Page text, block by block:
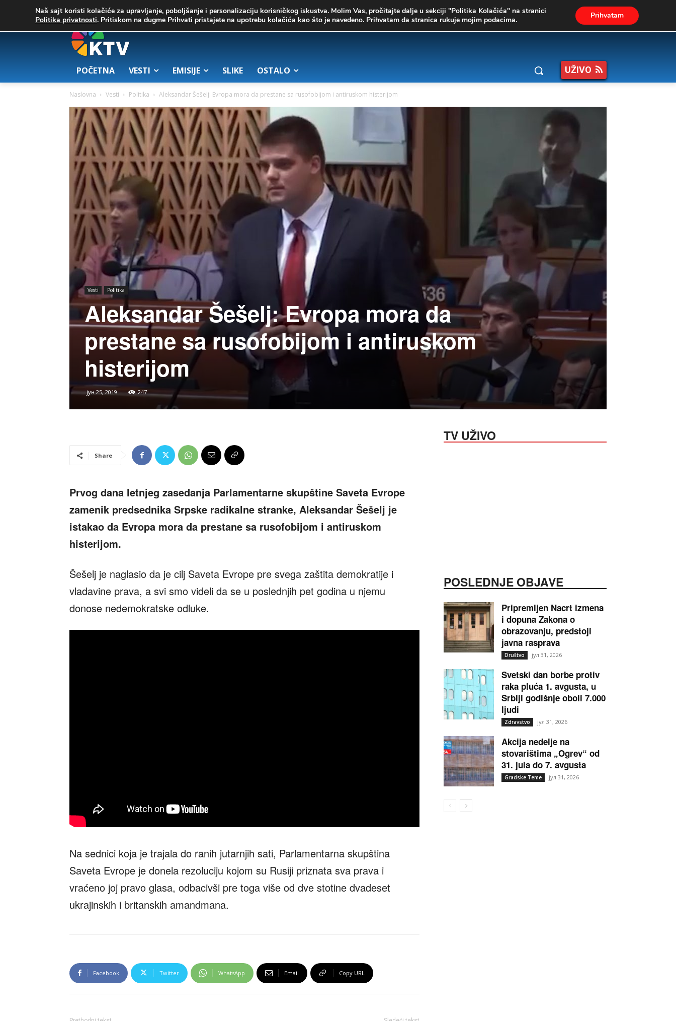
25.7 Zrenjanin 02. август 2026.
POČETNA VESTI EMISIJE SLIKE OSTALO UŽIVO
Naslovna Vesti Politika Aleksandar Šešelj: Evropa mora da prestane sa rusofobijom i antiruskom histerijom
Vesti Politika
Aleksandar Šešelj: Evropa mora da
prestane sa rusofobijom i antiruskom
histerijom
јун 25, 2019 247
Share
Prvog dana letnjeg zasedanja Parlamentarne skupštine Saveta Evrope
zamenik predsednika Srpske radikalne stranke, Aleksandar Šešelj je
istakao da Evropa mora da prestane sa rusofobijom i antiruskom
histerijom.
Šešelj je naglasio da je cilj Saveta Evrope pre svega zaštita demokratije i
vladavine prava, a svi smo videli da se u poslednjih pet godina u njemu
donose nedemokratske odluke.
Na sednici koja je trajala do ranih jutarnjih sati, Parlamentarna skupština
Saveta Evrope je donela rezoluciju kojom su Rusiji priznata sva prava i
vraćeno joj pravo glasa, odbacivši pre toga više od dve stotine dvadeset
ukrajinskih i britanskih amandmana.
Facebook Twitter WhatsApp Email Copy URL
TV UŽIVO
POSLEDNJE OBJAVE
Pripremljen Nacrt izmena
i dopuna Zakona o
obrazovanju, predstoji
javna rasprava
Društvo јул 31, 2026
Svetski dan borbe protiv
raka pluća 1. avgusta, u
Srbiji godišnje oboli 7.000
ljudi
Zdravstvo јул 31, 2026
Akcija nedelje na
stovarištima „Ogrev“ od
31. jula do 7. avgusta
Gradske Teme јул 31, 2026
Naš sajt koristi kolačiće za upravljanje, poboljšanje i personalizaciju korisničkog iskustva. Molim Vas, pročitajte dalje u sekciji "Politika Kolačića" na stranici
Politika privatnosti. Pritiskom na dugme Prihvati pristajete na upotrebu kolačića kao što je navedeno. Prihvatam da stranica rukuje mojim podacima. Prihvatam